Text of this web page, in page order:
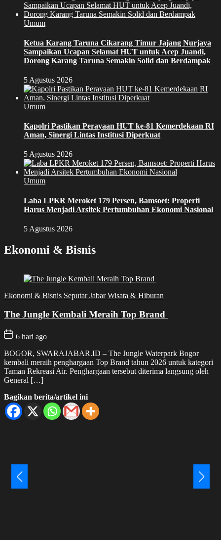
Umum
Ketua Karang Taruna Cikarang Timur Jajang Nurjaya
Sampaikan Ucapan Selamat HUT untuk Acep Juandi,
Dorong Karang Taruna Semakin Solid dan Berdampak
5 Agustus 2026
Umum
Kapolri Pastikan Perayaan HUT ke-81 Kemerdekaan RI
Aman, Sinergi Lintas Institusi Diperkuat
5 Agustus 2026
Umum
Laba LPKR Meroket 179 Persen, Bamsoet: Properti
Harus Menjadi Arsitek Pertumbuhan Ekonomi Nasional
5 Agustus 2026
Ekonomi & Bisnis
Ekonomi & Bisnis Seputar Jabar Wisata & Hiburan
The Jungle Kembali Meraih Top Brand
6 hari ago
BOGOR, SWARAJABAR.ID – The Jungle Waterpark Bogor
kembali meraih penghargaan Top Brand tahun 2026 untuk kategori
Taman Rekreasi Air. Penghargaan tersebut diterima langsung oleh
General […]
Bagikan berita/artikel ini